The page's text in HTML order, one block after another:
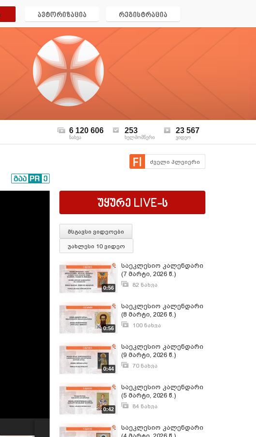
ავტორიზაცია რეგისტრაცია
6 120 606
ნახვა
253
ხელმომწერი
23 567
ვიდეო
ძველი პლეიერი
უყურე LIVE-ს
მსგავსი ვიდეოები
უახლესი 10 ვიდეო
0:56
საეკლესიო კალენდარი
(7 მარტი, 2026 წ.)
82 ნახვა
0:56
საეკლესიო კალენდარი
(8 მარტი, 2026 წ.)
100 ნახვა
0:44
საეკლესიო კალენდარი
(9 მარტი, 2026 წ.)
70 ნახვა
0:42
საეკლესიო კალენდარი
(5 მარტი, 2026 წ.)
84 ნახვა
საეკლესიო კალენდარი